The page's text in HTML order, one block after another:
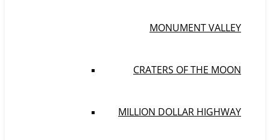
MONUMENT VALLEY
CRATERS OF THE MOON
MILLION DOLLAR HIGHWAY